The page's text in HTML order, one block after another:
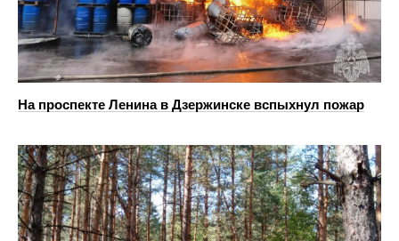
На проспекте Ленина в Дзержинске вспыхнул пожар